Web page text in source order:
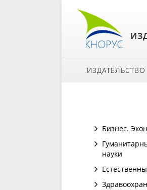
ИЗДАТЕЛЬСТВО
Бизнес.
науки